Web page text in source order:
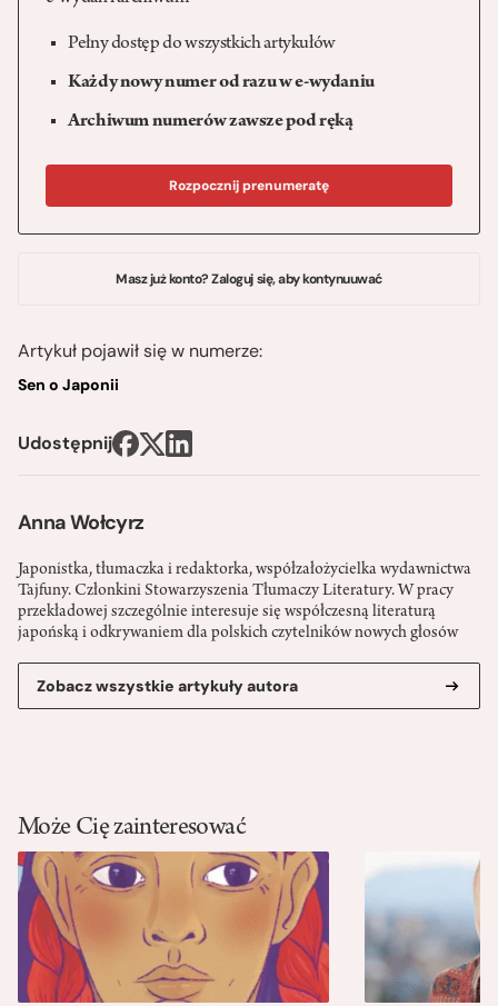
Anna Wołcyrz
Japonistka, tłumaczka i redaktorka, współzałożycielka wydawnictwa
Tajfuny. Członkini Stowarzyszenia Tłumaczy Literatury. W pracy
przekładowej szczególnie interesuje się współczesną literaturą
japońską i odkrywaniem dla polskich czytelników nowych głosów
Zobacz wszystkie artykuły autora
Pełny dostęp do wszystkich artykułów
Każdy nowy numer od razu w e-wydaniu
Archiwum numerów zawsze pod ręką
Rozpocznij prenumeratę
Masz już konto? Zaloguj się, aby kontynuuwać
Artykuł pojawił się w numerze:
Sen o Japonii
Udostępnij
Może Cię zainteresować